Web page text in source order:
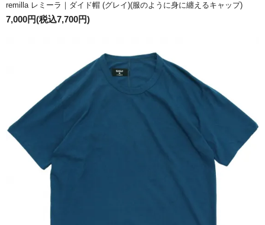
remilla レミーラ｜ダイド帽 (グレイ)(服のように身に纏えるキャップ)
7,000円(税込7,700円)